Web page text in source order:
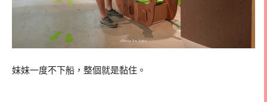
妹妹一度不下船，整個就是黏住。